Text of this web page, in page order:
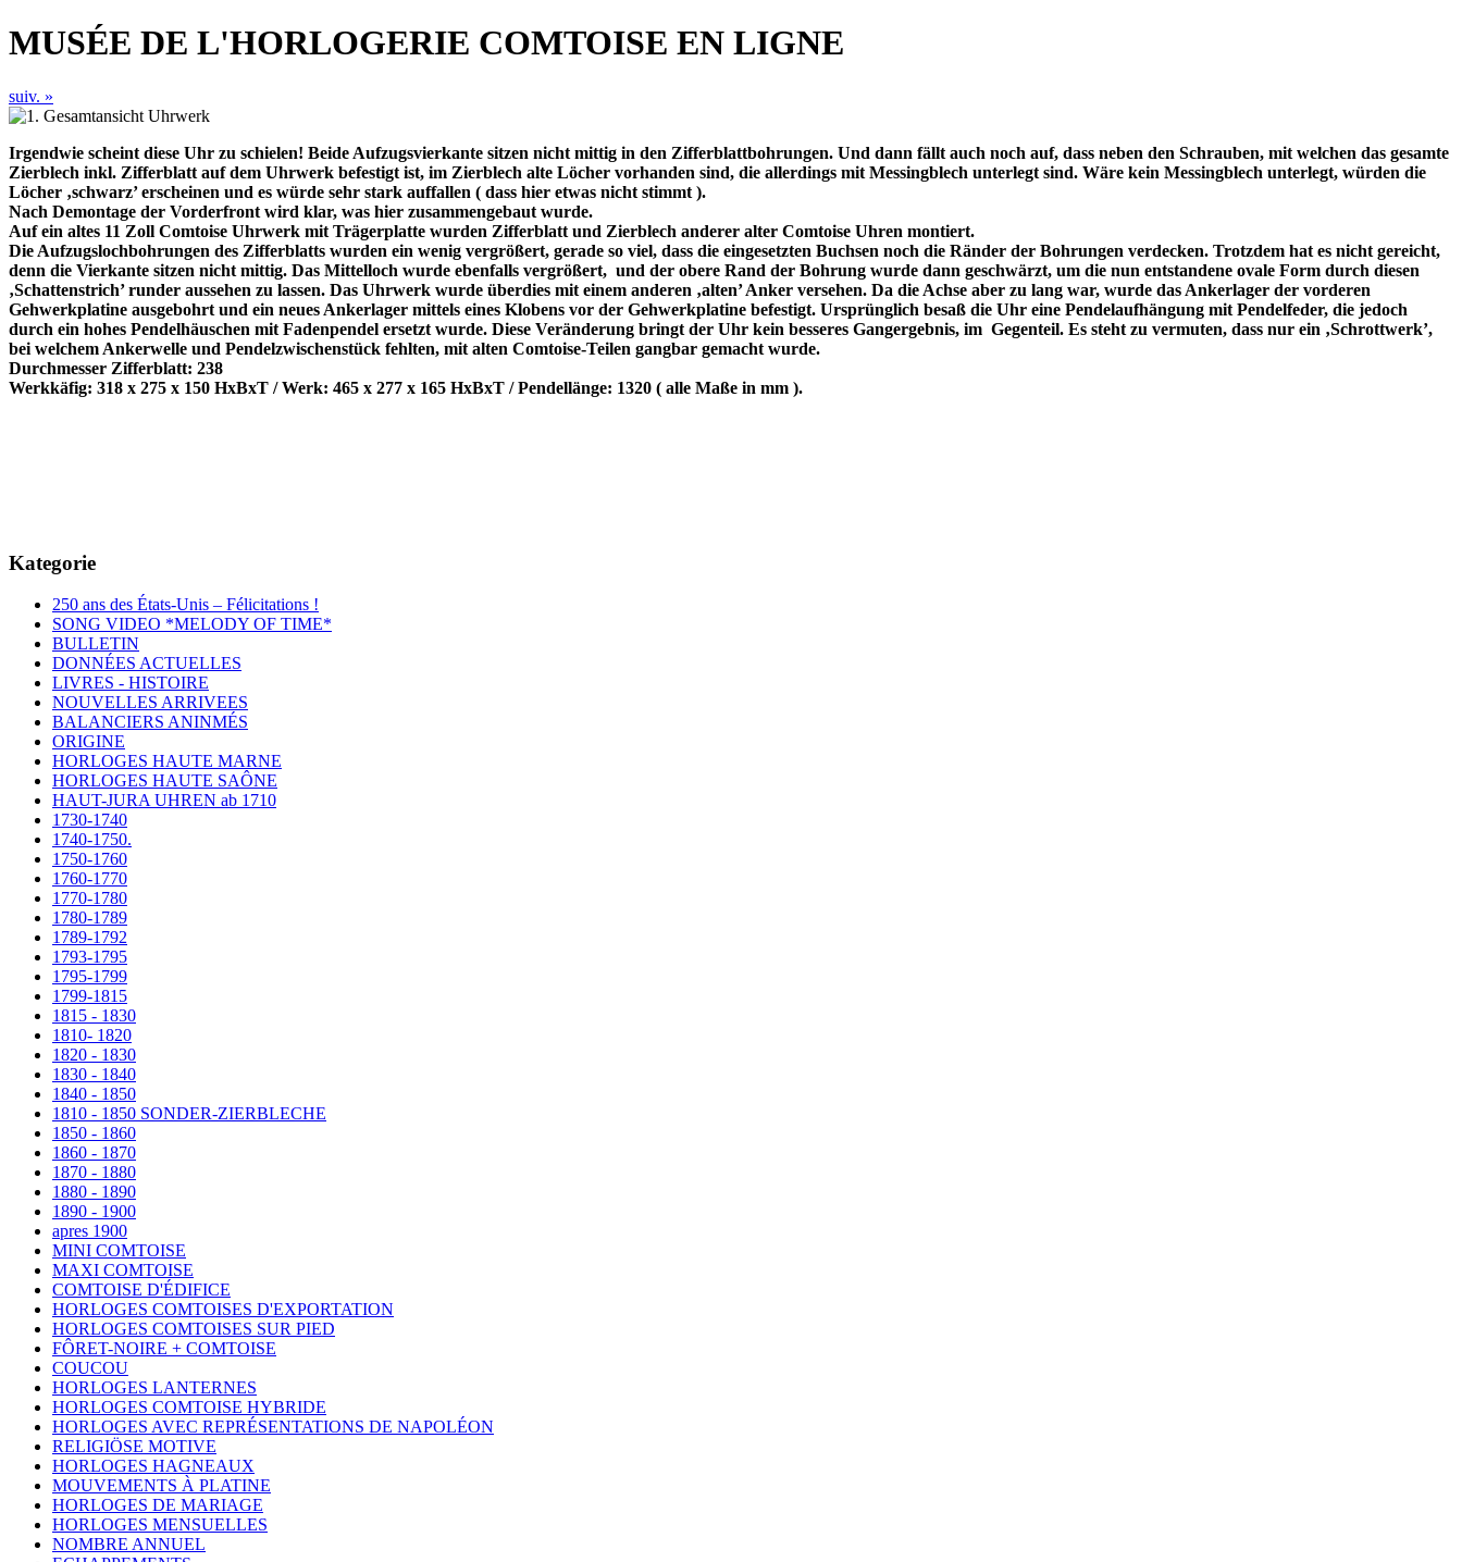
MUSÉE DE L'HORLOGERIE COMTOISE EN LIGNE
suiv. »
Irgendwie scheint diese Uhr zu schielen! Beide Aufzugsvierkante sitzen nicht mittig in den Zifferblattbohrungen. Und dann fällt auch noch auf, dass neben den Schrauben, mit welchen das gesamte
Zierblech inkl. Zifferblatt auf dem Uhrwerk befestigt ist, im Zierblech alte Löcher vorhanden sind, die allerdings mit Messingblech unterlegt sind. Wäre kein Messingblech unterlegt, würden die
Löcher ‚schwarz’ erscheinen und es würde sehr stark auffallen ( dass hier etwas nicht stimmt ).
Nach Demontage der Vorderfront wird klar, was hier zusammengebaut wurde.
Auf ein altes 11 Zoll Comtoise Uhrwerk mit Trägerplatte wurden Zifferblatt und Zierblech anderer alter Comtoise Uhren montiert.
Die Aufzugslochbohrungen des Zifferblatts wurden ein wenig vergrößert, gerade so viel, dass die eingesetzten Buchsen noch die Ränder der Bohrungen verdecken. Trotzdem hat es nicht gereicht,
denn die Vierkante sitzen nicht mittig. Das Mittelloch wurde ebenfalls vergrößert, und der obere Rand der Bohrung wurde dann geschwärzt, um die nun entstandene ovale Form durch diesen
‚Schattenstrich’ runder aussehen zu lassen. Das Uhrwerk wurde überdies mit einem anderen ‚alten’ Anker versehen. Da die Achse aber zu lang war, wurde das Ankerlager der vorderen
Gehwerkplatine ausgebohrt und ein neues Ankerlager mittels eines Klobens vor der Gehwerkplatine befestigt. Ursprünglich besaß die Uhr eine Pendelaufhängung mit Pendelfeder, die jedoch
durch ein hohes Pendelhäuschen mit Fadenpendel ersetzt wurde. Diese Veränderung bringt der Uhr kein besseres Gangergebnis, im Gegenteil. Es steht zu vermuten, dass nur ein ‚Schrottwerk’,
bei welchem Ankerwelle und Pendelzwischenstück fehlten, mit alten Comtoise-Teilen gangbar gemacht wurde.
Durchmesser Zifferblatt: 238
Werkkäfig: 318 x 275 x 150 HxBxT / Werk: 465 x 277 x 165 HxBxT / Pendellänge: 1320 ( alle Maße in mm ).
Kategorie
250 ans des États-Unis – Félicitations !
SONG VIDEO *MELODY OF TIME*
BULLETIN
DONNÉES ACTUELLES
LIVRES - HISTOIRE
NOUVELLES ARRIVEES
BALANCIERS ANINMÉS
ORIGINE
HORLOGES HAUTE MARNE
HORLOGES HAUTE SAÔNE
HAUT-JURA UHREN ab 1710
1730-1740
1740-1750.
1750-1760
1760-1770
1770-1780
1780-1789
1789-1792
1793-1795
1795-1799
1799-1815
1815 - 1830
1810- 1820
1820 - 1830
1830 - 1840
1840 - 1850
1810 - 1850 SONDER-ZIERBLECHE
1850 - 1860
1860 - 1870
1870 - 1880
1880 - 1890
1890 - 1900
apres 1900
MINI COMTOISE
MAXI COMTOISE
COMTOISE D'ÉDIFICE
HORLOGES COMTOISES D'EXPORTATION
HORLOGES COMTOISES SUR PIED
FÔRET-NOIRE + COMTOISE
COUCOU
HORLOGES LANTERNES
HORLOGES COMTOISE HYBRIDE
HORLOGES AVEC REPRÉSENTATIONS DE NAPOLÉON
RELIGIÖSE MOTIVE
HORLOGES HAGNEAUX
MOUVEMENTS À PLATINE
HORLOGES DE MARIAGE
HORLOGES MENSUELLES
NOMBRE ANNUEL